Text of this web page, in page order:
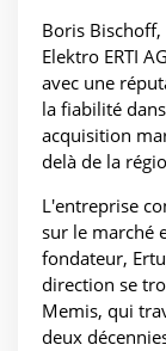
Boris Bischoff,
Elektro ERTI
avec une
la fiabilité
acquisition
delà de la
L'entreprise
sur le marché
fondateur,
direction se
Memis, qui
deux